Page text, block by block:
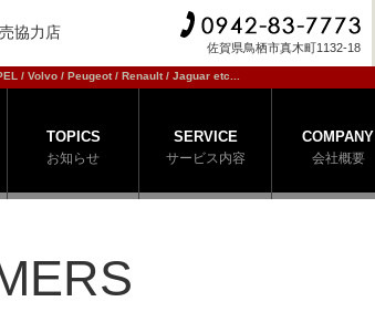
協力店
佐賀県鳥栖市真木町1132-18
/ Volvo / Peugeot / Renault / Jaguar etc...
TOPICS
お知らせ
SERVICE
サービス内容
COMPANY
会社概要